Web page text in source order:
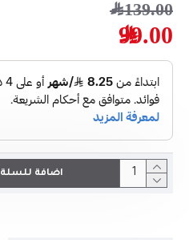
99.00﷼
139.00﷼
اضافة للسلة